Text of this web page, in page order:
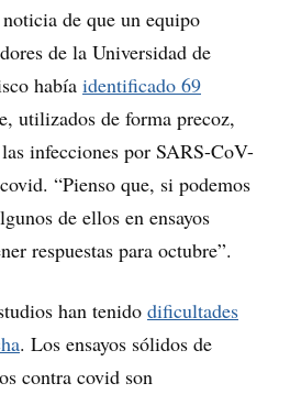
de que un equipo
de la Universidad de
había identificado 69
utilizados de forma precoz,
infecciones por SARS-CoV-
“Pienso que, si podemos
de ellos en ensayos
respuestas para octubre”.
han tenido dificultades
. Los ensayos sólidos de
contra covid son